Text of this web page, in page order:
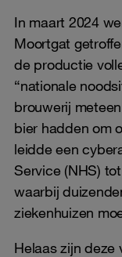
In maart 2024
Moortgat
de productie
“nationale
brouwerij
bier hadden om
leidde een
Service (NHS)
waarbij
ziekenhuizen
Helaas zijn deze